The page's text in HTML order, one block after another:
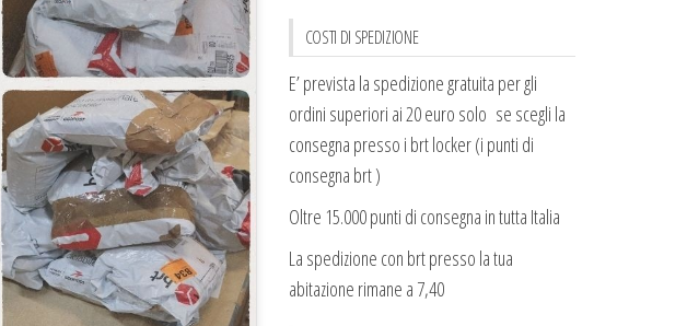
COSTI DI SPEDIZIONE
E’ prevista la spedizione gratuita per gli
ordini superiori ai 20 euro solo se scegli la
consegna presso i brt locker (i punti di
consegna brt )
Oltre 15.000 punti di consegna in tutta Italia
La spedizione con brt presso la tua
abitazione rimane a 7,40